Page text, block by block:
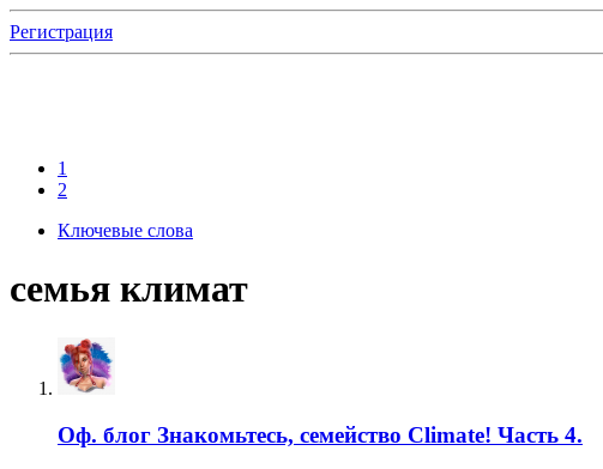
Регистрация
1
2
Ключевые слова
семья климат
Оф. блог Знакомьтесь, семейство Climate! Часть 4.